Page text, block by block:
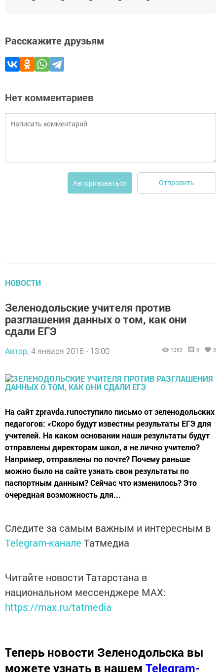
Расскажите друзьям
Нет комментариев
Авторизоваться Отправить
НОВОСТИ
Зеленодольские учителя против
разглашения данных о том, как они
сдали ЕГЭ
Автор, 4 января 2016 - 13:00 1263 0 0
На сайт zpravda.ruпоступило письмо от зеленодольских
педагогов: «Скоро будут известны результаты ЕГЭ для
учителей. На каком основании наши результаты будут
отправлены директорам школ, а не лично учителю?
Например, отправлены по почте? Почему раньше
можно было на сайте узнать свои результаты по
паспортным данным? Сейчас что изменилось? Это
очередная возможность для...
Следите за самым важным и интересным в
Telegram-канале Татмедиа
Читайте новости Татарстана в
национальном мессенджере MАХ:
https://max.ru/tatmedia
Теперь новости Зеленодольска вы
можете узнать в нашем Telegram-